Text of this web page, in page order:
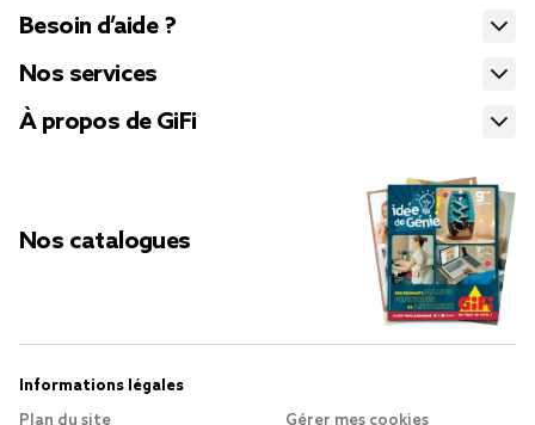
Besoin d’aide ?
Nos services
À propos de GiFi
Nos catalogues
Informations légales
Plan du site
Gérer mes cookies